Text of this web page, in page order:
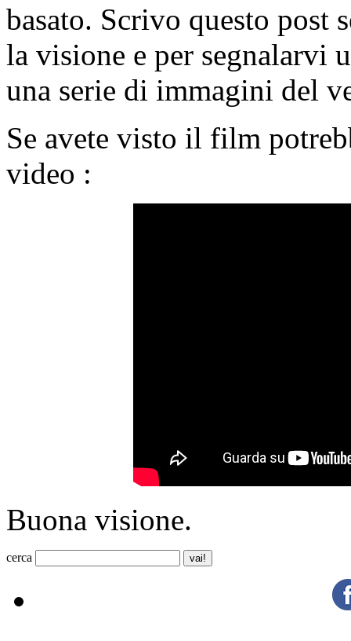
basato. Scrivo questo post
la visione e per segnalarvi
una serie di immagini del
Se avete visto il film
video :
Buona visione.
cerca